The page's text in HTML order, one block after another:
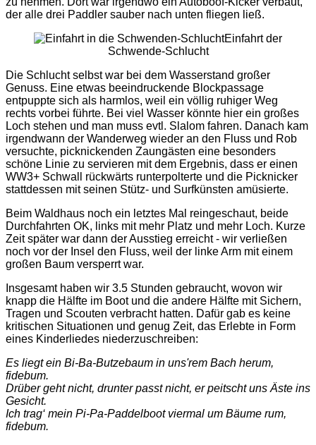
der alle drei Paddler sauber nach unten fliegen ließ.
Einfahrt der
Schwende-Schlucht
Die Schlucht selbst war bei dem Wasserstand großer
Genuss. Eine etwas beeindruckende Blockpassage
entpuppte sich als harmlos, weil ein völlig ruhiger Weg
rechts vorbei führte. Bei viel Wasser könnte hier ein großes
Loch stehen und man muss evtl. Slalom fahren. Danach kam
irgendwann der Wanderweg wieder an den Fluss und Rob
versuchte, picknickenden Zaungästen eine besonders
schöne Linie zu servieren mit dem Ergebnis, dass er einen
WW3+ Schwall rückwärts runterpolterte und die Picknicker
stattdessen mit seinen Stütz- und Surfkünsten amüsierte.
Beim Waldhaus noch ein letztes Mal reingeschaut, beide
Durchfahrten OK, links mit mehr Platz und mehr Loch. Kurze
Zeit später war dann der Ausstieg erreicht - wir verließen
noch vor der Insel den Fluss, weil der linke Arm mit einem
großen Baum versperrt war.
Insgesamt haben wir 3.5 Stunden gebraucht, wovon wir
knapp die Hälfte im Boot und die andere Hälfte mit Sichern,
Tragen und Scouten verbracht hatten. Dafür gab es keine
kritischen Situationen und genug Zeit, das Erlebte in Form
eines Kinderliedes niederzuschreiben:
Es liegt ein Bi-Ba-Butzebaum in uns'rem Bach herum,
fidebum.
Drüber geht nicht, drunter passt nicht, er peitscht uns Äste ins
Gesicht.
Ich trag‘ mein Pi-Pa-Paddelboot viermal um Bäume rum,
fidebum.